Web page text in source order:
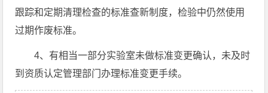
跟踪和定期清理检查的标准查新制度，检验中仍然使用
过期作废标准。
4、有相当一部分实验室未做标准变更确认，未及时
到资质认定管理部门办理标准变更手续。